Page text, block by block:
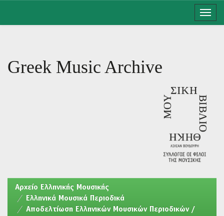
Greek Music Archive
Aρχείο Ελληνικής Μουσικής
Ελληνικά Μουσικά Περιοδικά
Αποδελτίωση Ελληνικών Μουσικών Περιοδικών /